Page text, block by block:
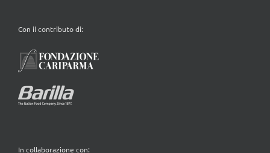
Con il contributo di:
In collaborazione con: